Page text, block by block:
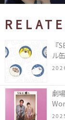
『
ル
劇
ュ